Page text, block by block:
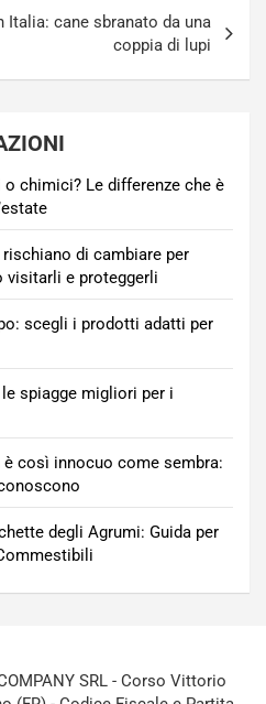
Italia: cane sbranato da una
coppia di lupi
chimici? Le differenze che è
di cambiare per
visitarli e proteggerli
scegli i prodotti adatti per
spiagge migliori per i
è così innocuo come sembra:
degli Agrumi: Guida per
SRL - Corso Vittorio